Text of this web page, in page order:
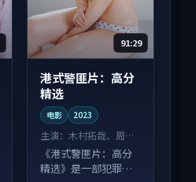
91:29
港式警匪片：高分
精选
电影 2023
主演：木村拓哉、周迅
等
《港式警匪片：高分
精选》是一部犯罪向